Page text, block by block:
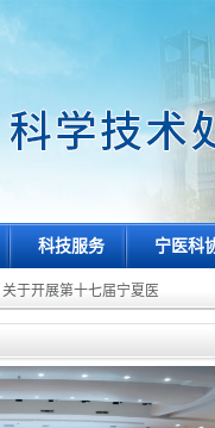
科技服务 宁医科
关于开展第十七届宁夏医学科学